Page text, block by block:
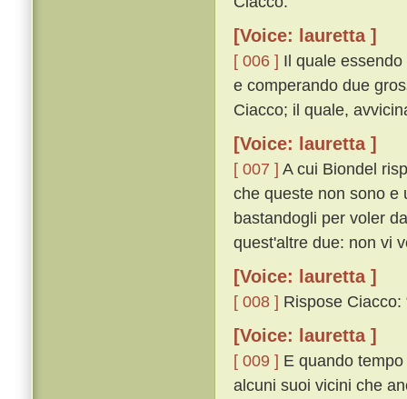
[Voice: lauretta ]
[ 006 ] Il quale
e comperando due
Ciacco; il quale,
[Voice: lauretta ]
[ 007 ] A cui Biondel
che queste non sono e
bastandogli per voler
quest'altre due: non vi
[Voice: lauretta ]
[ 008 ] Rispose Ciacco:
[Voice: lauretta ]
[ 009 ] E quando
alcuni suoi vicini che